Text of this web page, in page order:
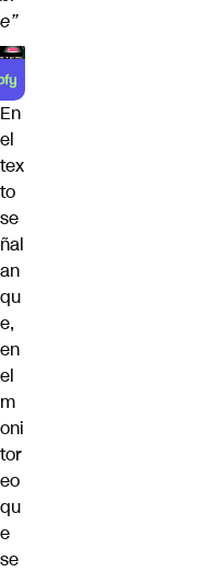
e”
En
el
tex
to
se
ñal
an
qu
e,
en
el
m
oni
tor
eo
qu
e
se